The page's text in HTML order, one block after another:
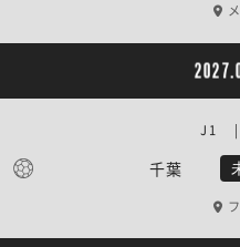
千葉
J1 |